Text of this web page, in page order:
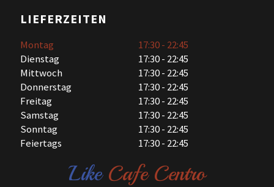
LIEFERZEITEN
Montag
17:30 - 22:45
Dienstag
17:30 - 22:45
Mittwoch
17:30 - 22:45
Donnerstag
17:30 - 22:45
Freitag
17:30 - 22:45
Samstag
17:30 - 22:45
Sonntag
17:30 - 22:45
Feiertags
17:30 - 22:45
LikeCafe Centro